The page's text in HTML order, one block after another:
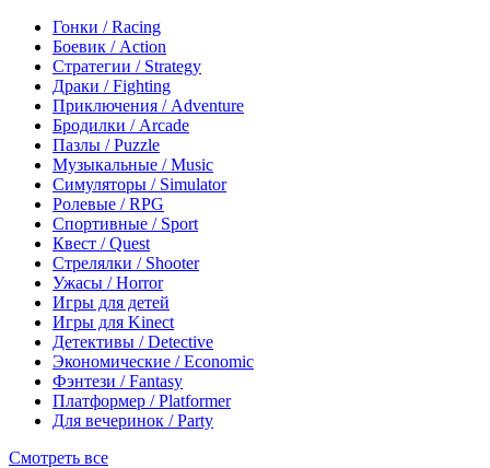
Гонки / Racing
Боевик / Action
Стратегии / Strategy
Драки / Fighting
Приключения / Adventure
Бродилки / Arcade
Пазлы / Puzzle
Музыкальные / Music
Симуляторы / Simulator
Ролевые / RPG
Спортивные / Sport
Квест / Quest
Стрелялки / Shooter
Ужасы / Horror
Игры для детей
Игры для Kinect
Детективы / Detective
Экономические / Economic
Фэнтези / Fantasy
Платформер / Platformer
Для вечеринок / Party
Смотреть все